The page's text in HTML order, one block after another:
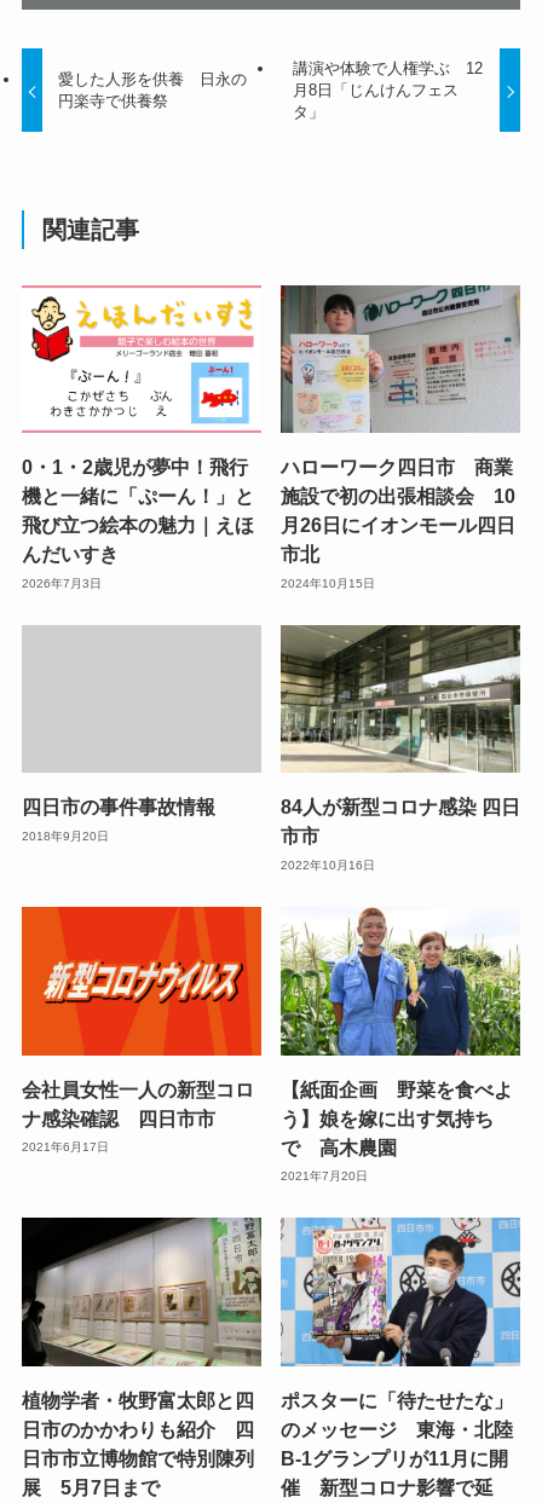
愛した人形を供養 日永の
円楽寺で供養祭
講演や体験で人権学ぶ 12
月8日「じんけんフェス
タ」
関連記事
0・1・2歳児が夢中！飛行
機と一緒に「ぷーん！」と
飛び立つ絵本の魅力｜えほ
んだいすき
2026年7月3日
ハローワーク四日市 商業
施設で初の出張相談会 10
月26日にイオンモール四日
市北
2024年10月15日
四日市の事件事故情報
2018年9月20日
84人が新型コロナ感染 四日
市市
2022年10月16日
会社員女性一人の新型コロ
ナ感染確認 四日市市
2021年6月17日
【紙面企画 野菜を食べよ
う】娘を嫁に出す気持ち
で 高木農園
2021年7月20日
植物学者・牧野富太郎と四
日市のかかわりも紹介 四
日市市立博物館で特別陳列
展 5月7日まで
ポスターに「待たせたな」
のメッセージ 東海・北陸
B-1グランプリが11月に開
催 新型コロナ影響で延